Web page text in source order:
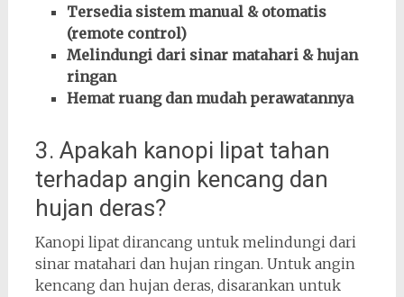
Tersedia sistem manual & otomatis
(remote control)
Melindungi dari sinar matahari & hujan
ringan
Hemat ruang dan mudah perawatannya
3. Apakah kanopi lipat tahan
terhadap angin kencang dan
hujan deras?
Kanopi lipat dirancang untuk melindungi dari
sinar matahari dan hujan ringan. Untuk angin
kencang dan hujan deras, disarankan untuk